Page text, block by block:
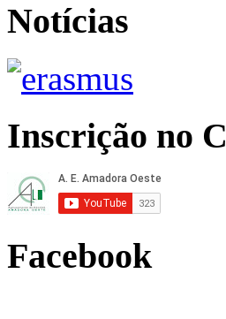
Notícias
Inscrição no
Facebook